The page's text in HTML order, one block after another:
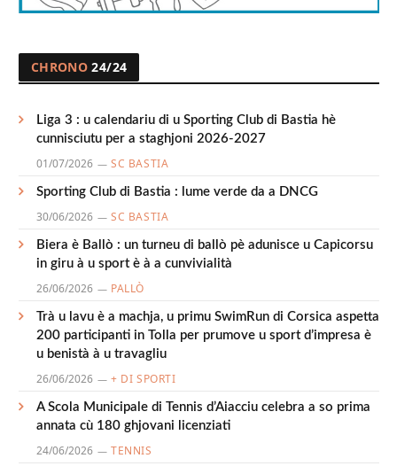
CHRONO 24/24
Liga 3 : u calendariu di u Sporting Club di Bastia hè
cunnisciutu per a staghjoni 2026-2027
01/07/2026 SC BASTIA
Sporting Club di Bastia : lume verde da a DNCG
30/06/2026 SC BASTIA
Biera è Ballò : un turneu di ballò pè adunisce u Capicorsu
in giru à u sport è à a cunvivialità
26/06/2026 PALLÒ
Trà u lavu è a machja, u primu SwimRun di Corsica aspetta
200 participanti in Tolla per prumove u sport d’impresa è
u benistà à u travagliu
26/06/2026 + DI SPORTI
A Scola Municipale di Tennis d’Aiacciu celebra a so prima
annata cù 180 ghjovani licenziati
24/06/2026 TENNIS